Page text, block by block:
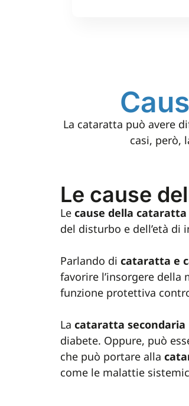
La cataratta può avere
casi, però,
Le cause
Le cause della cataratta
del disturbo e dell’età di
Parlando di cataratta e
favorire l’insorgere
funzione protettiva
La cataratta secondaria
diabete. Oppure, può
che può portare alla
come le malattie